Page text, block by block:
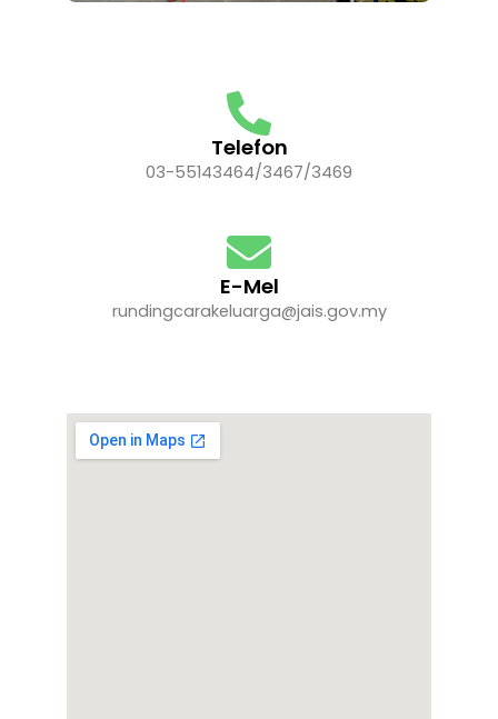
Telefon
03-55143464/3467/3469
E-Mel
rundingcarakeluarga@jais.gov.my